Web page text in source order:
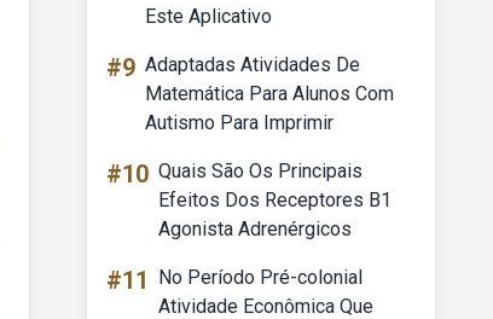
Este Aplicativo
#9 Adaptadas Atividades De
Matemática Para Alunos Com
Autismo Para Imprimir
#10 Quais São Os Principais
Efeitos Dos Receptores B1
Agonista Adrenérgicos
#11
No Período Pré-colonial
Atividade Econômica Que